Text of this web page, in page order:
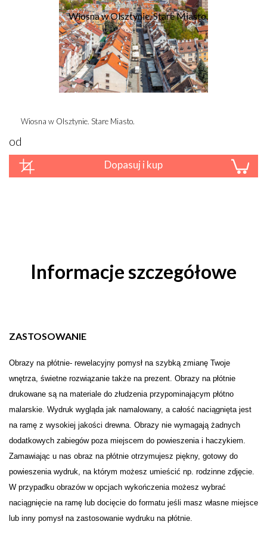
Wiosna w Olsztynie. Stare Miasto.
od
Dopasuj i kup
Informacje szczegółowe
ZASTOSOWANIE
Obrazy na płótnie- rewelacyjny pomysł na szybką zmianę Twoje
wnętrza, świetne rozwiązanie także na prezent. Obrazy na płótnie
drukowane są na materiale do złudzenia przypominającym płótno
malarskie. Wydruk wygląda jak namalowany, a całość naciągnięta jest
na ramę z wysokiej jakości drewna. Obrazy nie wymagają żadnych
dodatkowych zabiegów poza miejscem do powieszenia i haczykiem.
Zamawiając u nas obraz na płótnie otrzymujesz piękny, gotowy do
powieszenia wydruk, na którym możesz umieścić np. rodzinne zdjęcie.
W przypadku obrazów w opcjach wykończenia możesz wybrać
naciągnięcie na ramę lub docięcie do formatu jeśli masz własne miejsce
lub inny pomysł na zastosowanie wydruku na płótnie.